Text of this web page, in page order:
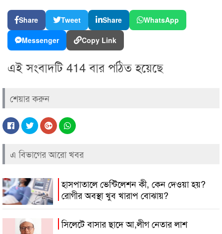
Share Tweet Share WhatsApp
Messenger Copy Link
এই সংবাদটি 414 বার পঠিত হয়েছে
শেয়ার করুন
এ বিভাগের আরো খবর
হাসপাতালে ভেন্টিলেশন কী, কেন দেওয়া হয়?
রোগীর অবস্থা খুব খারাপ বোঝায়?
সিলেটে বাসার ছাদে আ,লীগ নেতার লাশ